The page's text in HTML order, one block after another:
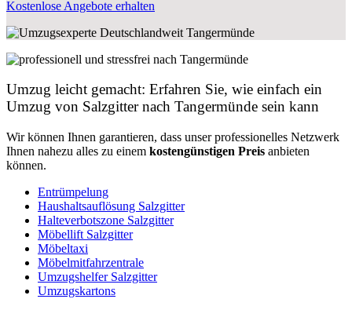
Kostenlose Angebote erhalten
Umzug leicht gemacht: Erfahren Sie, wie einfach ein
Umzug von Salzgitter nach Tangermünde sein kann
Wir können Ihnen garantieren, dass unser professionelles Netzwerk
Ihnen nahezu alles zu einem kostengünstigen Preis anbieten
können.
Entrümpelung
Haushaltsauflösung Salzgitter
Halteverbotszone Salzgitter
Möbellift Salzgitter
Möbeltaxi
Möbelmitfahrzentrale
Umzugshelfer Salzgitter
Umzugskartons